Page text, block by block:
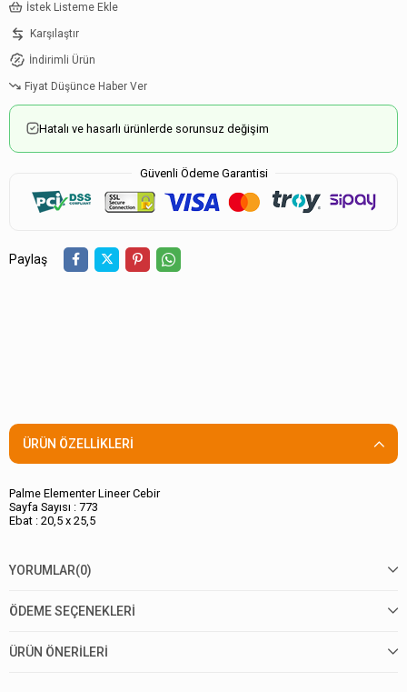
İstek Listeme Ekle
Karşılaştır
İndirimli Ürün
Fiyat Düşünce Haber Ver
Hatalı ve hasarlı ürünlerde sorunsuz değişim
Güvenli Ödeme Garantisi
Paylaş
ÜRÜN ÖZELLIKLERI
Palme Elementer Lineer Cebir
Sayfa Sayısı : 773
Ebat : 20,5 x 25,5
YORUMLAR(0)
ÖDEME SEÇENEKLERI
ÜRÜN ÖNERILERI